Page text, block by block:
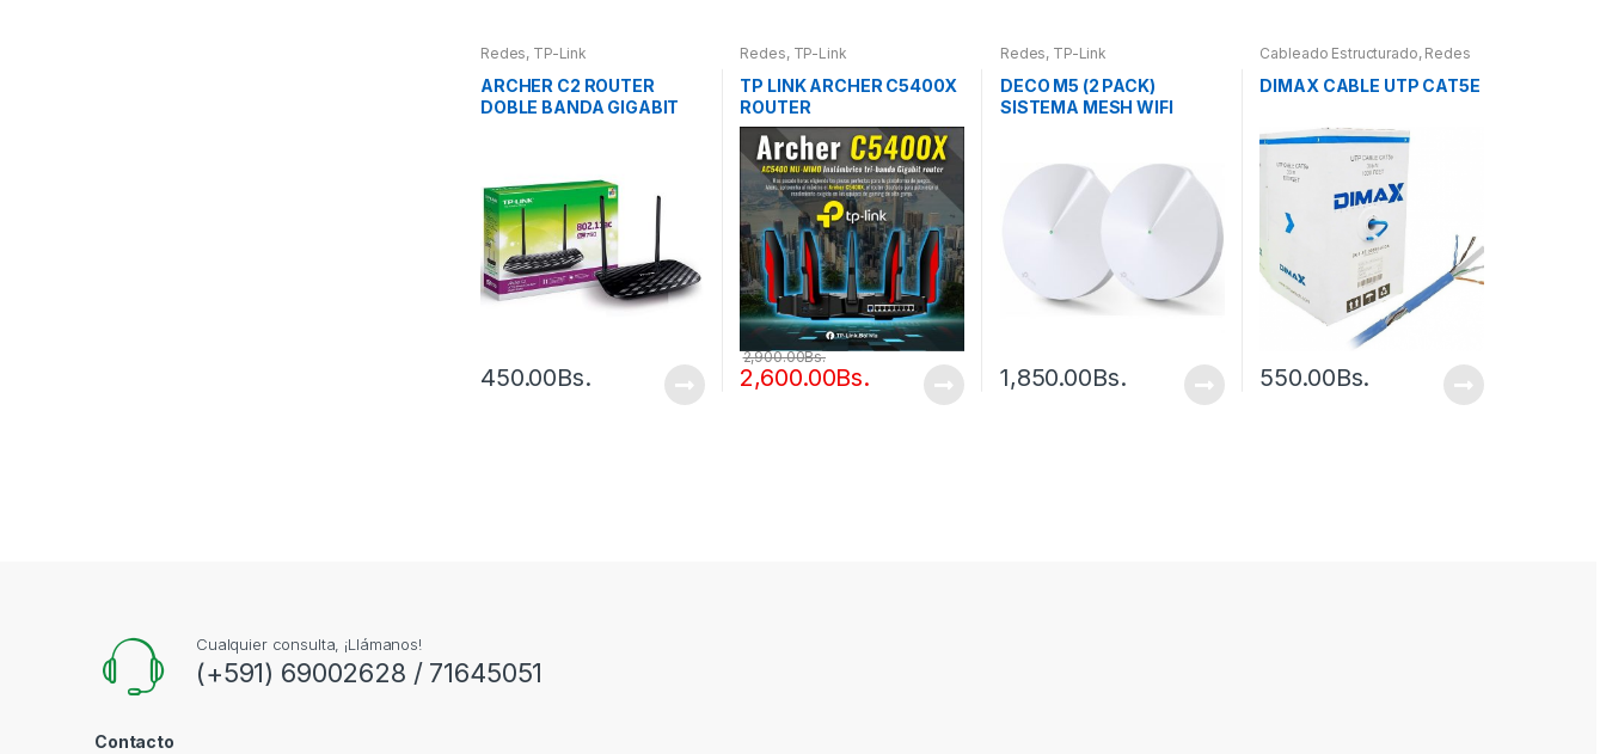
Redes, TP-Link
ARCHER C2 ROUTER
DOBLE BANDA GIGABIT
450.00Bs.
Redes, TP-Link
TP LINK ARCHER C5400X
ROUTER
2,600.00Bs.
2,900.00Bs.
Redes, TP-Link
DECO M5 (2 PACK)
SISTEMA MESH WIFI
1,850.00Bs.
Cableado Estructurado, Redes
DIMAX CABLE UTP CAT5E
550.00Bs.
Cualquier consulta, ¡Llámanos!
(+591) 69002628 / 71645051
Contacto